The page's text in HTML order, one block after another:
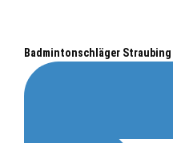
Badmintonschläger Straubing